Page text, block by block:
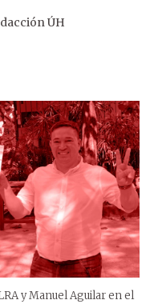
ÚH
y Manuel Aguilar en el